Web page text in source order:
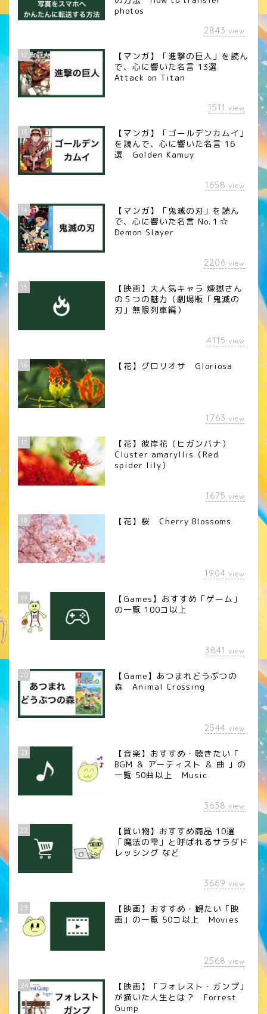
photos
2843 view
12
【マンガ】「進撃の巨人」を読ん
で、心に響いた名言 13選
Attack on Titan
1511 view
13
【マンガ】「ゴールデンカムイ」
を読んで、心に響いた名言 16
選 Golden Kamuy
1658 view
14
【マンガ】「鬼滅の刃」を読ん
で、心に響いた名言 No.１☆
Demon Slayer
2206 view
15
【映画】大人気キャラ 煉󠄁獄さん
の５つの魅力（劇場版「鬼滅の
刃」無限列車編）
4115 view
16 【花】グロリオサ Gloriosa
1763 view
17
【花】彼岸花（ヒガンバナ）
Cluster amaryllis（Red
spider lily）
1675 view
18 【花】桜 Cherry Blossoms
1904 view
19
【Games】おすすめ「ゲーム」
の一覧 100コ以上
3841 view
20
【Game】あつまれどうぶつの
森 Animal Crossing
2544 view
21
【音楽】おすすめ・聴きたい「
BGM ＆ アーティスト ＆ 曲 」の
一覧 50曲以上 Music
3638 view
22
【買い物】おすすめ商品 10選
「魔法の雫」と呼ばれるサラダド
レッシング など
3669 view
23
【映画】おすすめ・観たい「映
画」の一覧 50コ以上 Movies
2568 view
24
【映画】「フォレスト・ガンプ」
が描いた人生とは？ Forrest
Gump